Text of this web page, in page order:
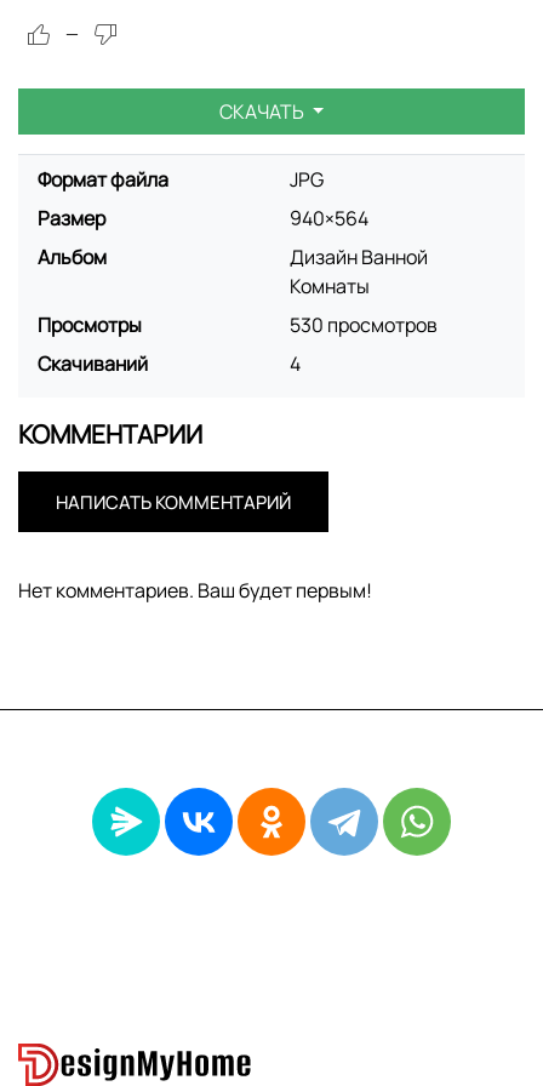
—
СКАЧАТЬ
Формат файла
JPG
Размер
940×564
Альбом
Дизайн Ванной
Комнаты
Просмотры
530 просмотров
Скачиваний
4
КОММЕНТАРИИ
НАПИСАТЬ КОММЕНТАРИЙ
Нет комментариев. Ваш будет первым!